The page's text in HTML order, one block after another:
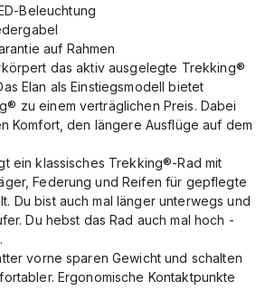
Beleuchtung
auf Rahmen
das aktiv ausgelegte Trekking®
Elan als Einstiegsmodell bietet
zu einem verträglichen Preis. Dabei
Komfort, den längere Ausflüge auf dem
ein klassisches Trekking®-Rad mit
Federung und Reifen für gepflegte
Du bist auch mal länger unterwegs und
Du hebst das Rad auch mal hoch -
vorne sparen Gewicht und schalten
Ergonomische Kontaktpunkte